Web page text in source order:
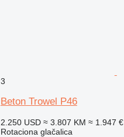
3
Beton Trowel P46
2.250 USD ≈ 3.807 KM ≈ 1.947 €
Rotaciona glačalica